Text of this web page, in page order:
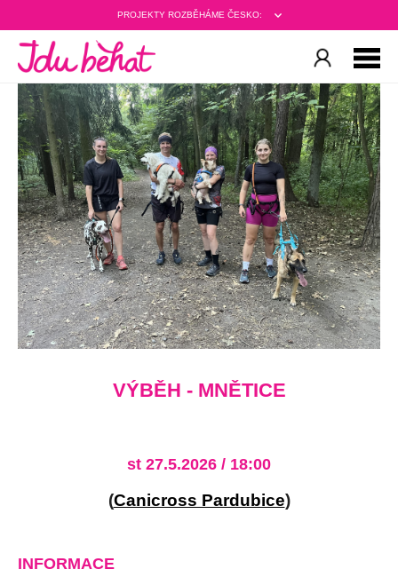
PROJEKTY ROZBĚHÁME ČESKO:
VÝBĚH - MNĚTICE
st 27.5.2026 / 18:00
(Canicross Pardubice)
INFORMACE